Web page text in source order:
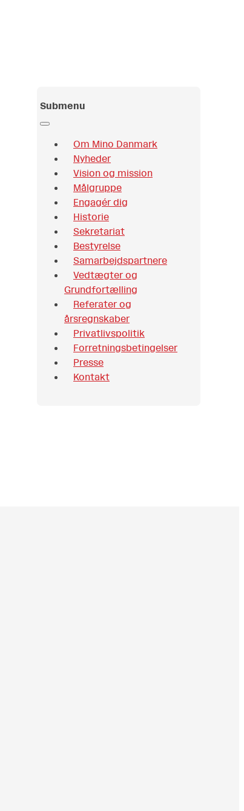
Submenu
Om Mino Danmark
Nyheder
Vision og mission
Målgruppe
Engagér dig
Historie
Sekretariat
Bestyrelse
Samarbejdspartnere
Vedtægter og
Grundfortælling
Referater og
årsregnskaber
Privatlivspolitik
Forretningsbetingelser
Presse
Kontakt